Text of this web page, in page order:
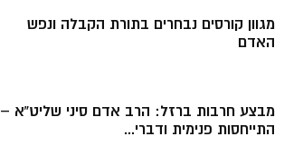
מגוון קורסים נבחרים בתורת הקבלה ונפש
האדם
מבצע חרבות ברזל: הרב אדם סיני שליט”א –
התייחסות פנימית ודברי...